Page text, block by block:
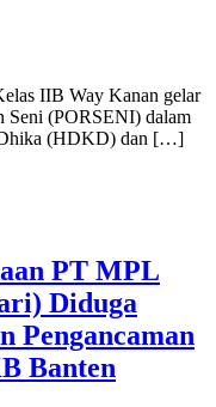
IIB Way Kanan gelar
Seni (PORSENI) dalam
Dhika (HDKD) dan […]
PT MPL
Diduga
Pengancaman
Banten